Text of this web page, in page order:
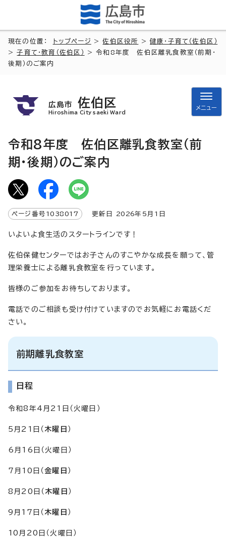
現在の位置： トップページ >佐伯区役所 >健康・子育て（佐伯区）
>子育て・教育（佐伯区）
> 令和8年度 佐伯区離乳食教室（前期・
後期）のご案内
広島市 佐伯区
Hiroshima City saeki Ward
メニュー
令和8年度 佐伯区離乳食教室（前
期・後期）のご案内
ページ番号 1038017 更新日 2026年5月1日
いよいよ食生活のスタートラインです！
佐伯保健センターではお子さんのすこやかな成長を願って、管
理栄養士による離乳食教室を行っています。
皆様のご参加をお待ちしております。
電話でのご相談も受け付けていますのでお気軽にお電話くだ
さい。
前期離乳食教室
日程
令和8年4月21日（火曜日）
5月21日（ 木曜日 ）
6月16日（火曜日）
7月10日（金曜日 ）
8月20日（ 木曜日 ）
9月17日（ 木曜日 ）
10月20日（火曜日）